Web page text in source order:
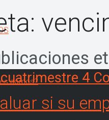
somos?
si su